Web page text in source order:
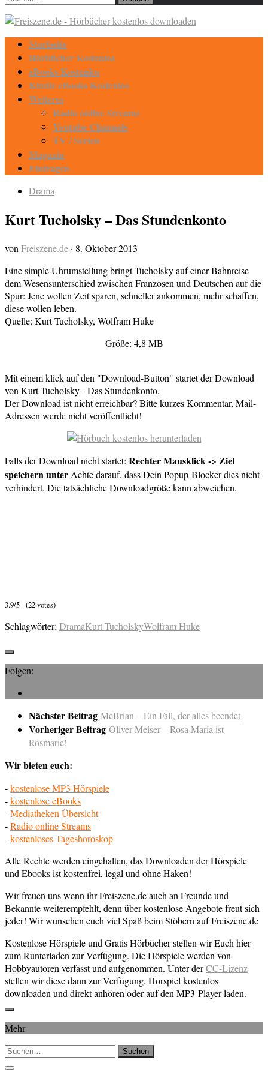
Startseite
Hörbücher Kostenlos
eBooks Kostenlos
Kindle eBooks Kostenlos
Weiteres
Radio online Streams
Youtube Channels
TV / Serien
Magazin
Eintragen
Drama
Kurt Tucholsky – Das Stundenkonto
von Freiszene.de · 8. Oktober 2013
Eine simple Uhrumstellung bringt Tucholsky auf einer Bahnreise
dem Wesensunterschied zwischen Franzosen und Deutschen auf die
Spur: Jene wollen Zeit sparen, schneller ankommen, mehr schaffen,
diese wollen leben.
Quelle: Kurt Tucholsky, Wolfram Huke
Größe: 4,8 MB
Mit einem klick auf den "Download-Button" startet der Download
von Kurt Tucholsky - Das Stundenkonto.
Der Download ist nicht erreichbar? Bitte kurzes Kommentar, Mail-
Adressen werde nicht veröffentlicht!
Falls der Download nicht startet: Rechter Mausklick -> Ziel
speichern unter Achte darauf, dass Dein Popup-Blocker dies nicht
verhindert. Die tatsächliche Downloadgröße kann abweichen.
3.9/5 - (22 votes)
Schlagwörter: DramaKurt TucholskyWolfram Huke
Folgen:
Nächster Beitrag McBrian – Ein Fall, der alles beendet
Vorheriger Beitrag Oliver Meiser – Rosa Maria ist
Rosmarie!
Wir bieten euch:
-kostenlose MP3 Hörspiele
-kostenlose eBooks
-Mediatheken Übersicht
-Radio online Streams
-kostenloses Tageshoroskop
Alle Rechte werden eingehalten, das Downloaden der Hörspiele
und Ebooks ist kostenfrei, legal und ohne Haken!
Wir freuen uns wenn ihr Freiszene.de auch an Freunde und
Bekannte weiterempfehlt, denn über kostenlose Angebote freut sich
jeder! Wir wünschen euch viel Spaß beim Stöbern auf Freiszene.de
Kostenlose Hörspiele und Gratis Hörbücher stellen wir Euch hier
zum Runterladen zur Verfügung. Die Hörspiele werden von
Hobbyautoren verfasst und aufgenommen. Unter derCC-Lizenz
stellen wir diese dann zur Verfügung. Hörspiel kostenlos
downloaden und direkt anhören oder auf den MP3-Player laden.
Mehr
Suchen
nach: